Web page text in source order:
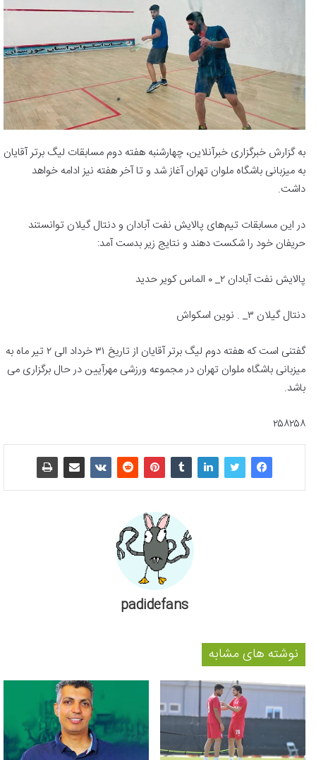
به گزارش خبرگزاری خبرآنلاین، چهارشنبه هفته دوم مسابقات لیگ برتر آقایان
به میزبانی باشگاه ملوان تهران آغاز شد و تا آخر هفته نیز ادامه خواهد
داشت.
در این مسابقات تیم‌های پالایش نفت آبادان و دنتال گیلان توانستند
حریفان خود را شکست دهند و نتایج زیر بدست آمد:
پالایش نفت آبادان ۲_ ۰ الماس کویر حدید
دنتال گیلان ۳_ . نوین اسکواش
گفتنی است که هفته دوم لیگ برتر آقایان از تاریخ ۳۱ خرداد الی ۲ تیر ماه به
میزبانی باشگاه ملوان تهران در مجموعه ورزشی مهرآیین در حال برگزاری می
باشد.
۲۵۸۲۵۸
padidefans
نوشته های مشابه